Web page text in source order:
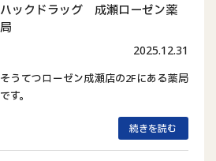
ハックドラッグ 成瀬ローゼン薬
局
2025.12.31
そうてつローゼン成瀬店の2Fにある薬局
です。
続きを読む